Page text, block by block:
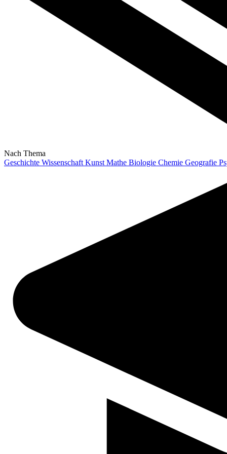
Nach Thema
Geschichte Wissenschaft Kunst Mathe Biologie Chemie Geografie